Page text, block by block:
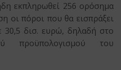
εκπληρωθεί 256 ορόσημα
οι πόροι που θα εισπράξει
30,5 δισ. ευρώ, δηλαδή στο
προϋπολογισμού του